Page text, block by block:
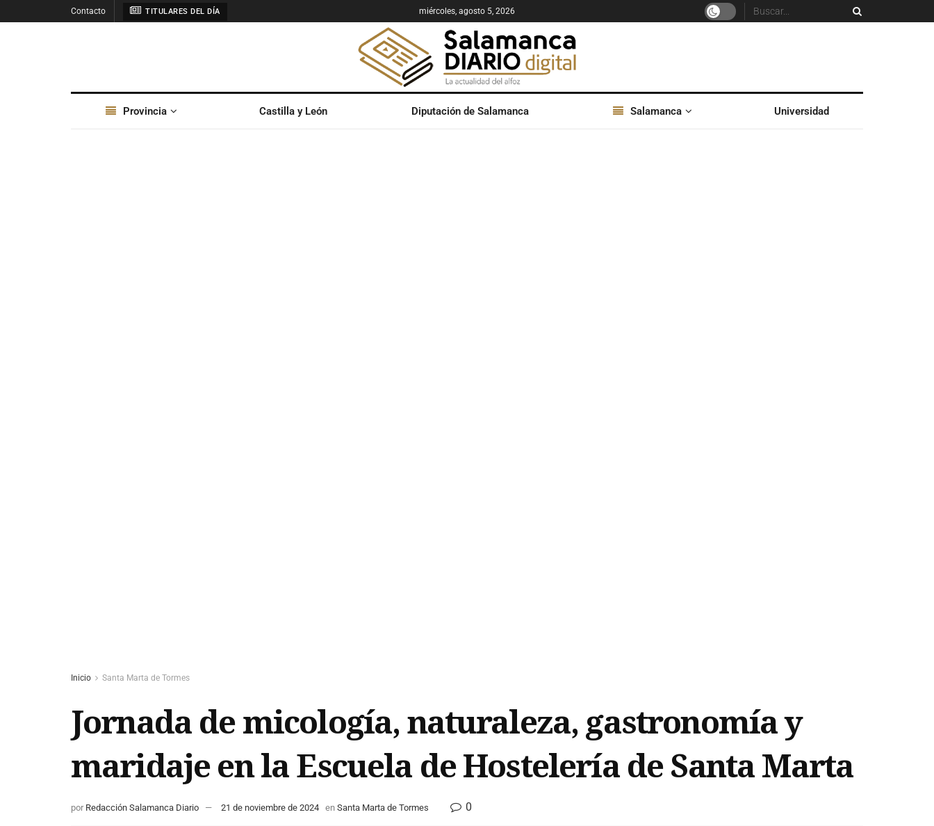
Contacto TITULARES DEL DÍA miércoles, agosto 5, 2026
Provincia Castilla y León Diputación de Salamanca Salamanca Universidad
Inicio Santa Marta de Tormes
Jornada de micología, naturaleza, gastronomía y
maridaje en la Escuela de Hostelería de Santa Marta
por Redacción Salamanca Diario 21 de noviembre de 2024 en Santa Marta de Tormes 0